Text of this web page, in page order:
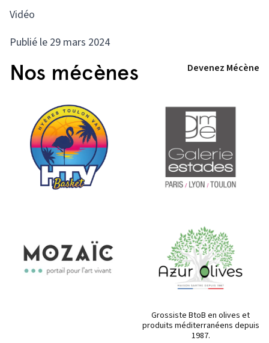
Vidéo
Publié le 29 mars 2024
Nos mécènes Devenez Mécène
Grossiste BtoB en olives et
produits méditerranéens depuis
1987.